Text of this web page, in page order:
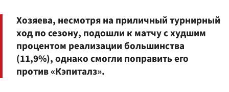
Хозяева, несмотря на приличный турнирный
ход по сезону, подошли к матчу с худшим
процентом реализации большинства
(11,9%), однако смогли поправить его
против «Кэпиталз».